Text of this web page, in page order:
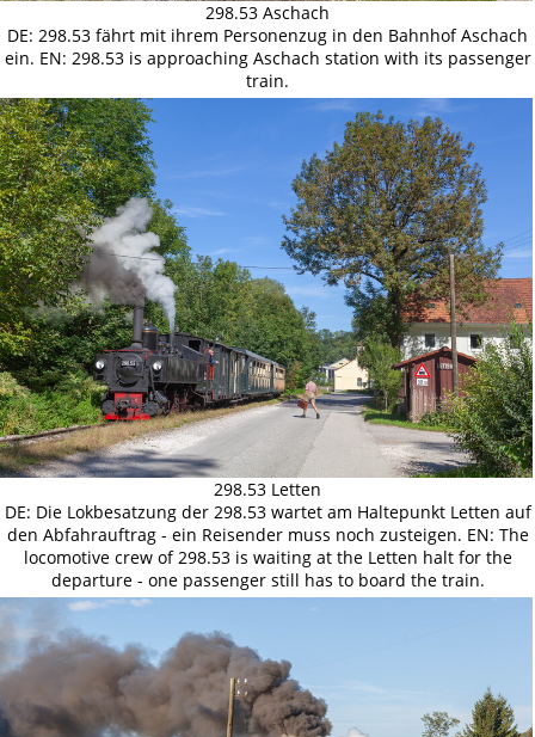
298.53 Aschach
DE: 298.53 fährt mit ihrem Personenzug in den Bahnhof Aschach
ein. EN: 298.53 is approaching Aschach station with its passenger
train.
298.53 Letten
DE: Die Lokbesatzung der 298.53 wartet am Haltepunkt Letten auf
den Abfahrauftrag - ein Reisender muss noch zusteigen. EN: The
locomotive crew of 298.53 is waiting at the Letten halt for the
departure - one passenger still has to board the train.